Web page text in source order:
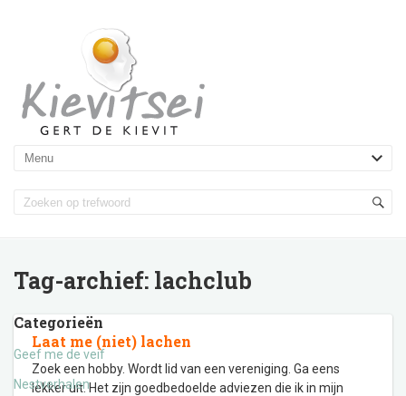
Tag-archief: lachclub
Categorieën
Geef me de veif
Nestverhalen
Laat me (niet) lachen
Zoek een hobby. Wordt lid van een vereniging. Ga eens
lekker uit. Het zijn goedbedoelde adviezen die ik in mijn